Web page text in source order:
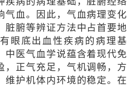
气血。因此，气血病理变化
脏腑等辨证方法中占首要地
眼底出血性疾病的病理基
中医气血学说蕴含着现代免
，正气充足，气机调畅，方
维护机体内环境的稳定。在